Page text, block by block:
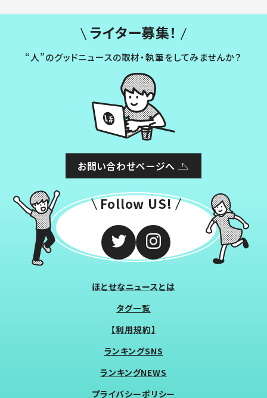
ライター募集！
“人”のグッドニュースの取材・執筆をしてみませんか？
お問い合わせページへ
Follow US!
ほとせなニュースとは
タグ一覧
【利用規約】
ランキングSNS
ランキングNEWS
プライバシーポリシー